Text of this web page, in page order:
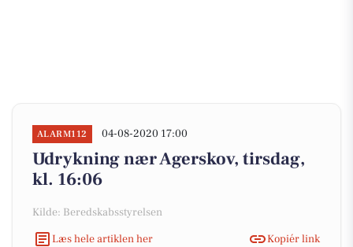
ALARM112 04-08-2020 17:00
Udrykning nær Agerskov, tirsdag,
kl. 16:06
Kilde: Beredskabsstyrelsen
Læs hele artiklen her
Kopiér link